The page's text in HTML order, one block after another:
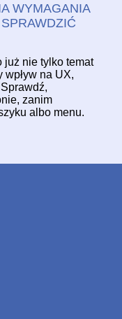
WYMAGANIA
już nie tylko temat
wpływ na UX,
zanim
albo menu.